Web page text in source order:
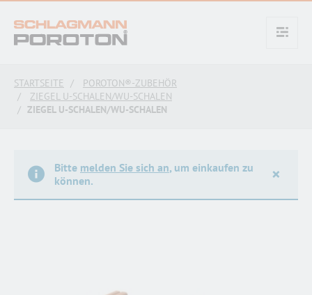
text.skipToContent
text.skipToNavigation
STARTSEITE
POROTON®-ZUBEHÖR
ZIEGEL U-SCHALEN/WU-SCHALEN
ZIEGEL U-SCHALEN/WU-SCHALEN
Bitte melden Sie sich an, um einkaufen zu
können.
×